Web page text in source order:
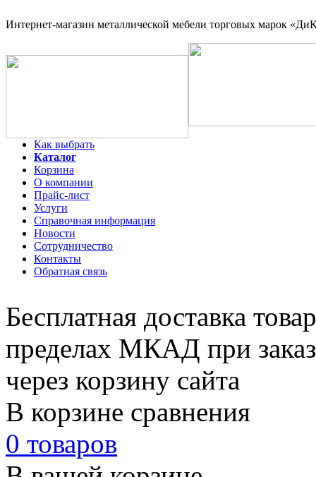
Интернет-магазин металлической мебели торговых марок
Как выбрать
Каталог
Корзина
О компании
Прайс-лист
Услуги
Справочная информация
Новости
Сотрудничество
Контакты
Обратная связь
Бесплатная доставка
пределах МКАД при
через корзину сайта
В корзине сравнения
0 товаров